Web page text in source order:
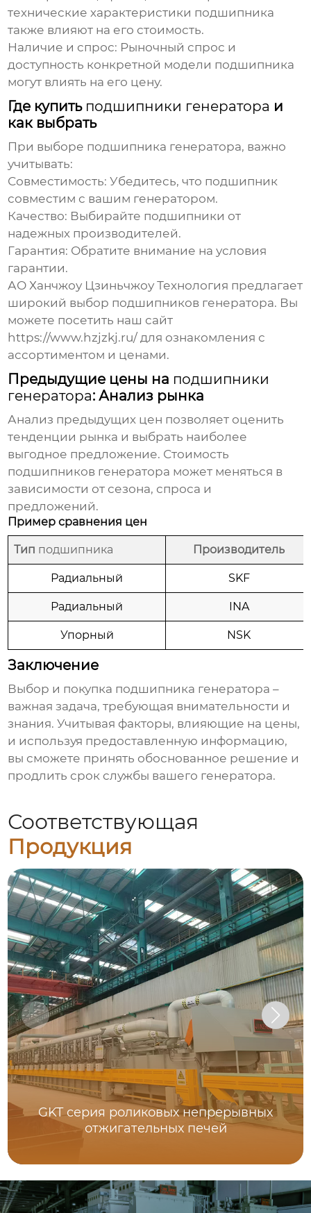
технические характеристики подшипника
также влияют на его стоимость.
Наличие и спрос: Рыночный спрос и
доступность конкретной модели подшипника
могут влиять на его цену.
Где купить подшипники генератора и
как выбрать
При выборе подшипника генератора, важно
учитывать:
Совместимость: Убедитесь, что подшипник
совместим с вашим генератором.
Качество: Выбирайте подшипники от
надежных производителей.
Гарантия: Обратите внимание на условия
гарантии.
АО Ханчжоу Цзиньчжоу Технология предлагает
широкий выбор подшипников генератора. Вы
можете посетить наш сайт
https://www.hzjzkj.ru/ для ознакомления с
ассортиментом и ценами.
Предыдущие цены на подшипники
генератора: Анализ рынка
Анализ предыдущих цен позволяет оценить
тенденции рынка и выбрать наиболее
выгодное предложение. Стоимость
подшипников генератора может меняться в
зависимости от сезона, спроса и
предложений.
Пример сравнения цен
Тип подшипника Производитель
Радиальный SKF
Радиальный INA
Упорный NSK
Заключение
Выбор и покупка подшипника генератора –
важная задача, требующая внимательности и
знания. Учитывая факторы, влияющие на цены,
и используя предоставленную информацию,
вы сможете принять обоснованное решение и
продлить срок службы вашего генератора.
Соответствующая
Продукция
GKT серия роликовых непрерывных
отжигательных печей